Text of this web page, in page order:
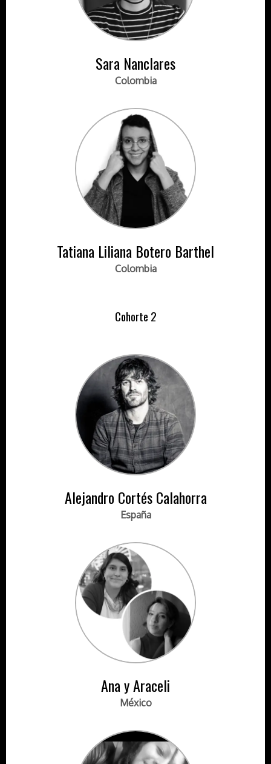
Sara Nanclares
Colombia
Tatiana Liliana Botero Barthel
Colombia
Cohorte 2
Alejandro Cortés Calahorra
España
Ana y Araceli
México